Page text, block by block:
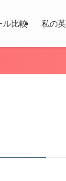
ル比較 私の